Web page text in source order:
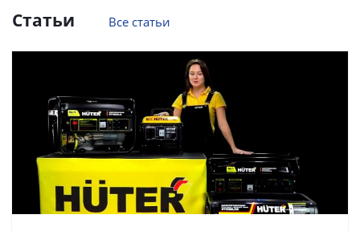
Статьи Все статьи